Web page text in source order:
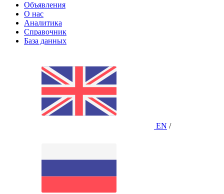
Объявления
О нас
Аналитика
Справочник
База данных
EN /